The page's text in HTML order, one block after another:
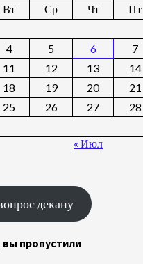
Вт Ср Чт Пт
4 5 6 7
11 12 13 14
18 19 20 21
25 26 27 28
« Июл
декану
пропустили